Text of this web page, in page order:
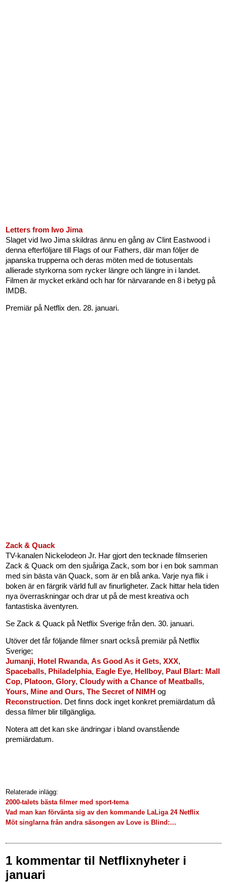
Letters from Iwo Jima
Slaget vid Iwo Jima skildras ännu en gång av Clint Eastwood i
denna efterföljare till Flags of our Fathers, där man följer de
japanska trupperna och deras möten med de tiotusentals
allierade styrkorna som rycker längre och längre in i landet.
Filmen är mycket erkänd och har för närvarande en 8 i betyg på
IMDB.
Premiär på Netflix den. 28. januari.
Zack & Quack
TV-kanalen Nickelodeon Jr. Har gjort den tecknade filmserien
Zack & Quack om den sjuåriga Zack, som bor i en bok samman
med sin bästa vän Quack, som är en blå anka. Varje nya flik i
boken är en färgrik värld full av finurligheter. Zack hittar hela tiden
nya överraskningar och drar ut på de mest kreativa och
fantastiska äventyren.
Se Zack & Quack på Netflix Sverige från den. 30. januari.
Utöver det får följande filmer snart också premiär på Netflix
Sverige;
Jumanji, Hotel Rwanda,As Good As it Gets,XXX,
Spaceballs, Philadelphia, Eagle Eye, Hellboy, Paul Blart: Mall
Cop, Platoon,Glory,Cloudy with a Chance of Meatballs,
Yours, Mine and Ours,The Secret of NIMH og
Reconstruction. Det finns dock inget konkret premiärdatum då
dessa filmer blir tillgängliga.
Notera att det kan ske ändringar i bland ovanstående
premiärdatum.
Relaterade inlägg:
2000-talets bästa filmer med sport-tema
Vad man kan förvänta sig av den kommande LaLiga 24 Netflix
Möt singlarna från andra säsongen av Love is Blind:…
1 kommentar til Netflixnyheter i
januari